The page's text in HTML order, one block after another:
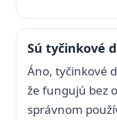
Sú tyčinkové
Áno, tyčinkové
že fungujú bez
správnom